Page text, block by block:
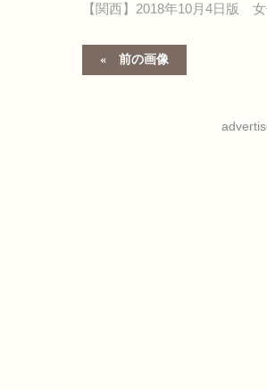
【関西】2018年10月4日版
前の画像